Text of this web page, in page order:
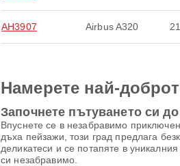
AH3907 Airbus A320
Намерете най-
Започнете пътуването си
Впуснете се в незабравимо
дъха пейзажи, този град предлага
деликатеси и се потапяте в
си незабравимо.